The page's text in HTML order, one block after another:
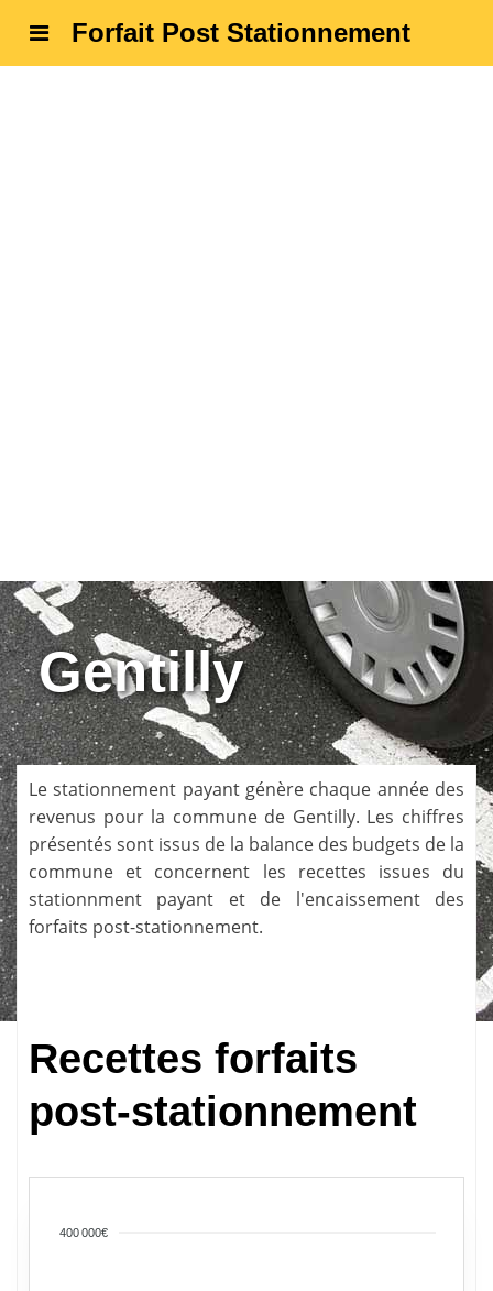
Forfait Post Stationnement
Gentilly
Le stationnement payant génère chaque année des
revenus pour la commune de Gentilly. Les chiffres
présentés sont issus de la balance des budgets de la
commune et concernent les recettes issues du
stationnment payant et de l'encaissement des
forfaits post-stationnement.
Recettes forfaits
post-stationnement
400 000€